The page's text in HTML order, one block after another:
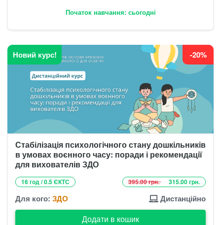
Початок навчання: сьогодні
Новий курс! -20%
Стабілізація психологічного стану дошкільників
в умовах воєнного часу: поради і рекомендації
для вихователів ЗДО
16 год / 0.5 ЄКТС 395.00 грн. 315.00 грн.
Для кого: ЗДО Дистанційно
Додати в кошик